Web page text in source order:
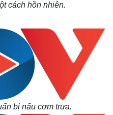
cách hồn nhiên.
bị nấu cơm trưa.